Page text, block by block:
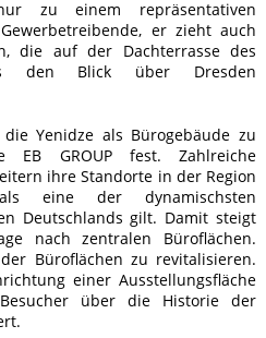
zu einem repräsentativen
er zieht auch
die auf der Dachterrasse des
den Blick über Dresden
Yenidze als Bürogebäude zu
EB GROUP fest. Zahlreiche
ihre Standorte in der Region
eine der dynamischsten
Deutschlands gilt. Damit steigt
nach zentralen Büroflächen.
Büroflächen zu revitalisieren.
einer Ausstellungsfläche
über die Historie der